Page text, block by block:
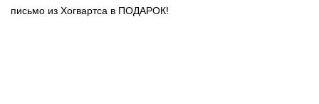
Вселенная MARVEL
письмо из Хогвартса в ПОДАРОК!